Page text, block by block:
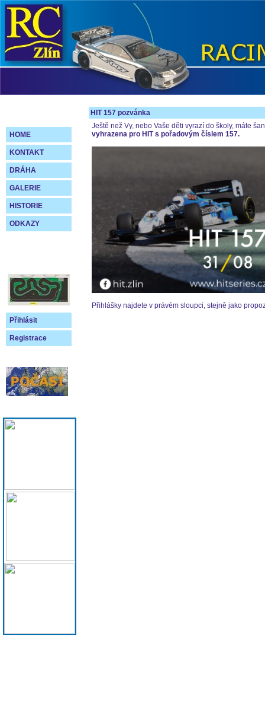
HOME
KONTAKT
DRÁHA
GALERIE
HISTORIE
ODKAZY
Přihlásit
Registrace
HIT 157 pozvánka
Ještě než Vy, nebo Vaše děti vyrazí do školy, máte
vyhrazena pro HIT s pořadovým číslem 157.
Přihlášky najdete v právém sloupci, stejně jako